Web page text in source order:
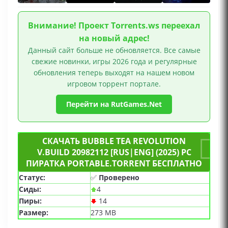
Внимание! Проект Torrents.ws переехал
на новый адрес!
Данный сайт больше не обновляется. Все самые
свежие новинки, игры 2026 года и регулярные
обновления теперь выходят на нашем новом
игровом торрент портале.
Перейти на RutGames.Net
СКАЧАТЬ BUBBLE TEA REVOLUTION
V.BUILD 20982112 [RUS|ENG] (2025) PC
ПИРАТКА PORTABLE.TORRENT БЕСПЛАТНО
Статус: ✅ Проверено
Сиды:
4
Пиры:
14
Размер:
273 MB